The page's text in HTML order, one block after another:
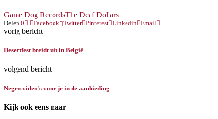
Game Dog RecordsThe Deaf Dollars
Delen 0 Facebook Twitter Pinterest Linkedin Email
vorig bericht
Desertfest breidt uit in België
volgend bericht
Negen video's voor je in de aanbieding
Kijk ook eens naar